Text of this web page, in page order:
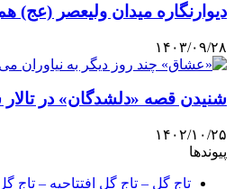
دیوارنگاره میدان ولیعصر (عج)
۱۴۰۳/۰۹/۲۸
شنیدن قصه «دلشدگان» در
۱۴۰۲/۱۰/۲۵
پیوندها
تاج گل – تاج گل افتتاحیه – تاج